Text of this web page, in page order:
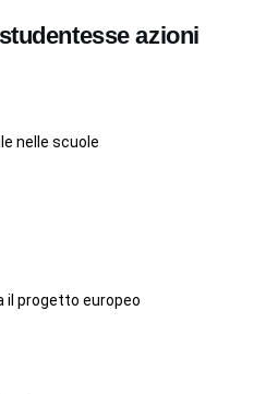
azioni
nelle scuole
il progetto europeo